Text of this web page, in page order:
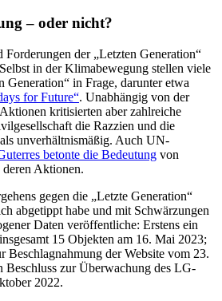
– oder nicht?
der „Letzten Generation“
in der Klimabewegung stellen viele
Generation“ in Frage, darunter etwa
for Future“. Unabhängig von der
kritisierten aber zahlreiche
die Razzien und die
unverhältnismäßig. Auch UN-
betonte die Bedeutung von
Aktionen.
gegen die „Letzte Generation“
abgetippt habe und mit Schwärzungen
Daten veröffentliche: Erstens ein
15 Objekten am 16. Mai 2023;
Beschlagnahmung der Website vom 23.
Beschluss zur Überwachung des LG-
2022.